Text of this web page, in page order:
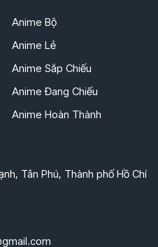
Anime Bộ
Anime Lẻ
Anime Sắp Chiếu
Anime Đang Chiếu
Anime Hoàn Thành
Tân Phú, Thành phố Hồ Chí